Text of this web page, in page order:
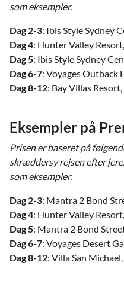
som eksempler.
Dag 2-3: Ibis Style Sydney
Dag 4: Hunter Valley
Dag 5: Ibis Style Sydney
Dag 6-7: Voyages Outback
Dag 8-12: Bay Villas
Eksempler på
Prisen er baseret på
skræddersy rejsen efter
som eksempler.
Dag 2-3: Mantra 2 Bond
Dag 4: Hunter Valley
Dag 5: Mantra 2 Bond
Dag 6-7: Voyages Desert
Dag 8-12: Villa San